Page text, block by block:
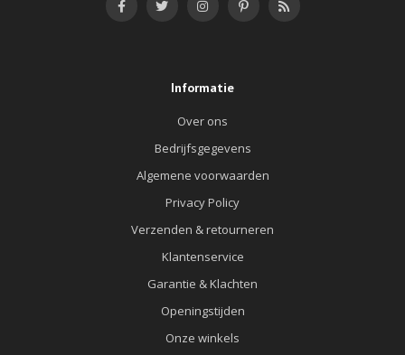
Informatie
Over ons
Bedrijfsgegevens
Algemene voorwaarden
Privacy Policy
Verzenden & retourneren
Klantenservice
Garantie & Klachten
Openingstijden
Onze winkels